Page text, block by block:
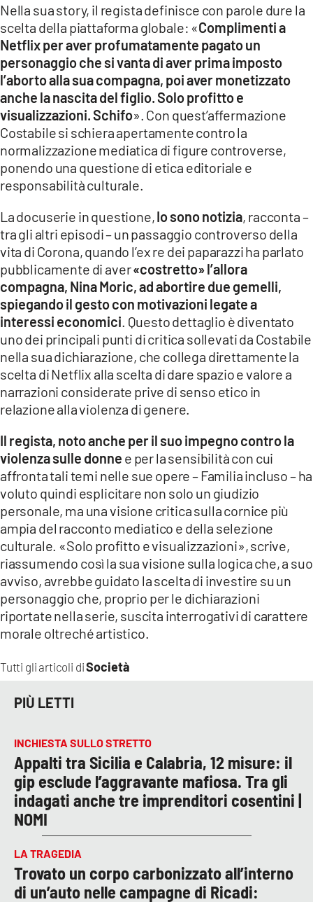
ANDROID
APPLE
Tutti gli articoli diSocietà
Nella sua story, il regista definisce con parole dure la
scelta della piattaforma globale: «Complimenti a
Netflix per aver profumatamente pagato un
personaggio che si vanta di aver prima imposto
l’aborto alla sua compagna, poi aver monetizzato
anche la nascita del figlio. Solo profitto e
visualizzazioni. Schifo». Con quest’affermazione
Costabile si schiera apertamente contro la
normalizzazione mediatica di figure controverse,
ponendo una questione di etica editoriale e
responsabilità culturale.
La docuserie in questione,Io sono notizia, racconta –
tra gli altri episodi – un passaggio controverso della
vita di Corona, quando l’ex re dei paparazzi ha parlato
pubblicamente di aver«costretto» l’allora
compagna, Nina Moric, ad abortire due gemelli,
spiegando il gesto con motivazioni legate a
interessi economici . Questo dettaglio è diventato
uno dei principali punti di critica sollevati da Costabile
nella sua dichiarazione, che collega direttamente la
scelta di Netflix alla scelta di dare spazio e valore a
narrazioni considerate prive di senso etico in
relazione alla violenza di genere.
Il regista, noto anche per il suo impegno contro la
violenza sulle donne e per la sensibilità con cui
affronta tali temi nelle sue opere – Familia incluso – ha
voluto quindi esplicitare non solo un giudizio
personale, ma una visione critica sulla cornice più
ampia del racconto mediatico e della selezione
culturale. «Solo profitto e visualizzazioni», scrive,
riassumendo così la sua visione sulla logica che, a suo
avviso, avrebbe guidato la scelta di investire su un
personaggio che, proprio per le dichiarazioni
riportate nella serie, suscita interrogativi di carattere
morale oltreché artistico.
PIÙ LETTI
INCHIESTA SULLO STRETTO
Appalti tra Sicilia e Calabria, 12 misure: il
gip esclude l’aggravante mafiosa. Tra gli
indagati anche tre imprenditori cosentini |
NOMI
LA TRAGEDIA
Trovato un corpo carbonizzato all’interno
di un’auto nelle campagne di Ricadi: